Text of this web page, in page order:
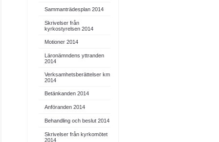
Sammanträdesplan 2014
Skrivelser från
kyrkostyrelsen 2014
Motioner 2014
Läronämndens yttranden
2014
Verksamhetsberättelser km
2014
Betänkanden 2014
Anföranden 2014
Behandling och beslut 2014
Skrivelser från kyrkomötet
2014